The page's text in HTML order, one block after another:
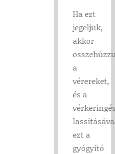
Ha ezt
jegeljük,
akkor
a
vérereket,
és a
ezt a
gyógyító